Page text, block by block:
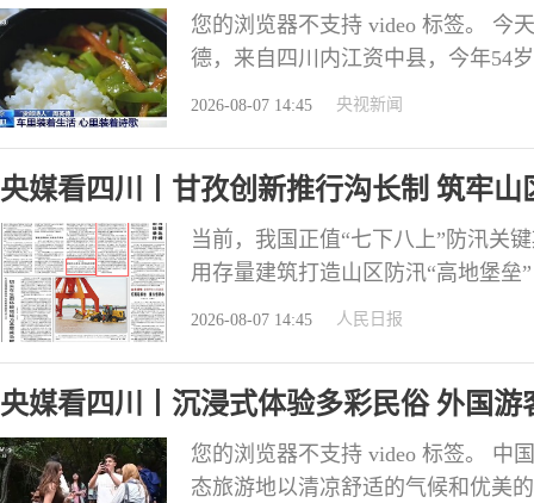
您的浏览器不支持 video 标签。 今
德，来自四川内江资中县，今年54
里，周英德靠进村收废品和卖些日
2026-08-07 14:45 央视新闻
央媒看四川丨甘孜创新推行沟长制 筑牢
当前，我国正值“七下八上”防汛关
用存量建筑打造山区防汛“高地堡
川甘孜州以沟长制增强山区地质
2026-08-07 14:45 人民日报
央媒看四川丨沉浸式体验多彩民俗 外国游
您的浏览器不支持 video 标签。 中
态旅游地以清凉舒适的气候和优美